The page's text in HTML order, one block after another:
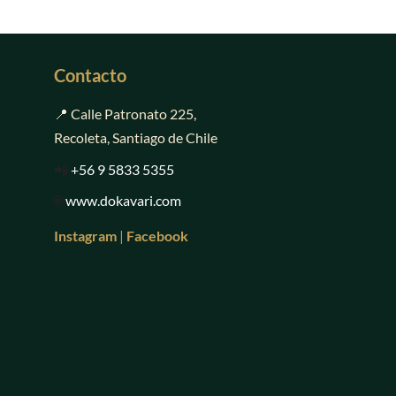
de
Contacto
📍 Calle Patronato 225,
Recoleta, Santiago de Chile
📲 +56 9 5833 5355
🌐www.dokavari.com
Instagram | Facebook